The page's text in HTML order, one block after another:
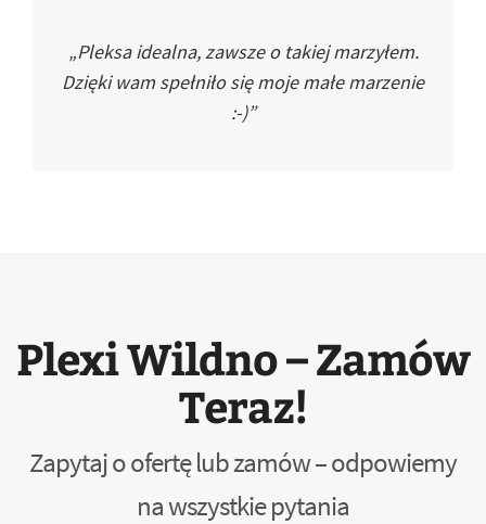
„Pleksa idealna, zawsze o takiej marzyłem.
Dzięki wam spełniło się moje małe marzenie
:-)”
Plexi Wildno – Zamów
Teraz!
Zapytaj o ofertę lub zamów – odpowiemy
na wszystkie pytania